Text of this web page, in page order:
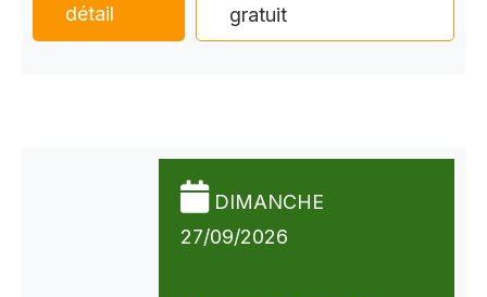
détail
gratuit
DIMANCHE
27/09/2026